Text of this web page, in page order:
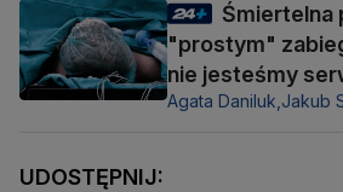
Śmiertelna
"prostym"
nie jesteśmy
Agata Daniluk, Jakub
UDOSTĘPNIJ: